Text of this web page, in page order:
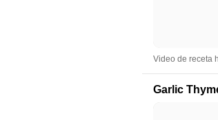
Video de receta
Garlic